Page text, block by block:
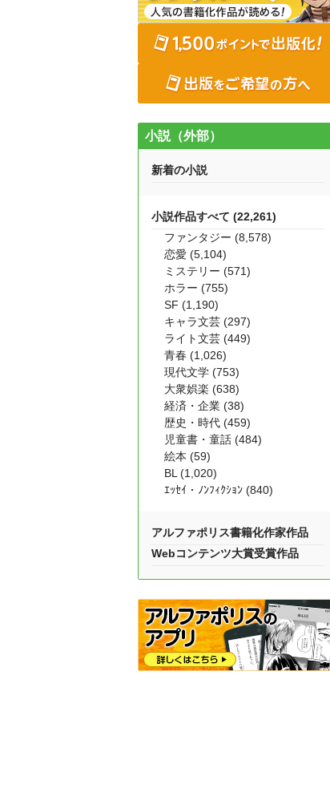
小説（外部）
新着の小説
小説作品すべて (22,261)
ファンタジー (8,578)
恋愛 (5,104)
ミステリー (571)
ホラー (755)
SF (1,190)
キャラ文芸 (297)
ライト文芸 (449)
青春 (1,026)
現代文学 (753)
大衆娯楽 (638)
経済・企業 (38)
歴史・時代 (459)
児童書・童話 (484)
絵本 (59)
BL (1,020)
ｴｯｾｲ・ﾉﾝﾌｨｸｼｮﾝ (840)
アルファポリス書籍化作家作品
Webコンテンツ大賞受賞作品